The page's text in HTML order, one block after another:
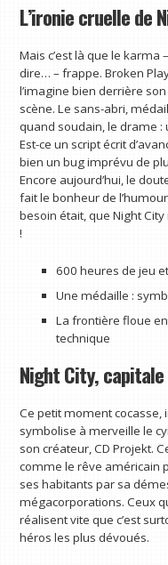
L’ironie cruelle de
Mais c’est là que le karma
dire… – frappe. Broken
l’imagine bien derrière
scène. Le sans-abri,
quand soudain, le drame
Est-ce un script écrit
bien un bug imprévu de
Encore aujourd’hui, le
fait le bonheur de
besoin était, que Night
!
600 heures de jeu
Une médaille :
La frontière floue
technique
Night City,
Ce petit moment
symbolise à merveille le
son créateur, CD Projekt.
comme le rêve américain
ses habitants par sa
mégacorporations. Ceux
réalisent vite que c’est
héros les plus dévoués.